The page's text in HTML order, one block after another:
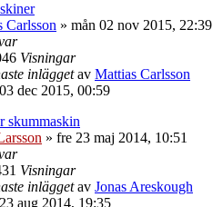
Carlsson » mån 02 nov 2015, 22:39
Visningar
inläggetav Mattias Carlsson
dec 2015, 00:59
skummaskin
» fre 23 maj 2014, 10:51
Visningar
inläggetav Jonas Areskough
aug 2014, 19:35